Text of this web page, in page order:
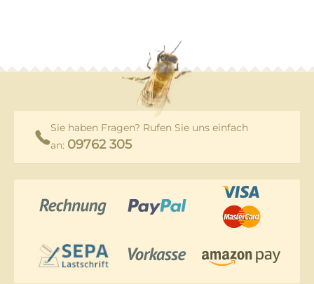
Sie haben Fragen? Rufen Sie uns einfach
an: 09762 305